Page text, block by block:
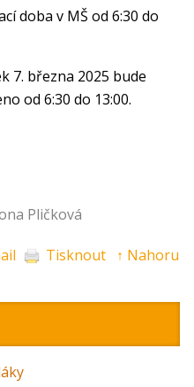
doba v MŠ od 6:30 do
7. března 2025 bude
od 6:30 do 13:00.
Pličková
Tisknout ↑ Nahoru